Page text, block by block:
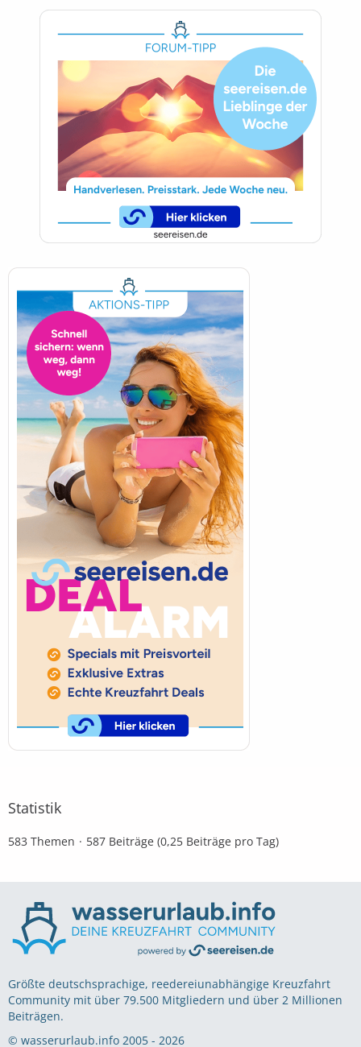
Statistik
583 Themen 587 Beiträge (0,25 Beiträge pro Tag)
Größte deutschsprachige, reedereiunabhängige Kreuzfahrt
Community mit über 79.500 Mitgliedern und über 2 Millionen
Beiträgen.
© wasserurlaub.info 2005 - 2026